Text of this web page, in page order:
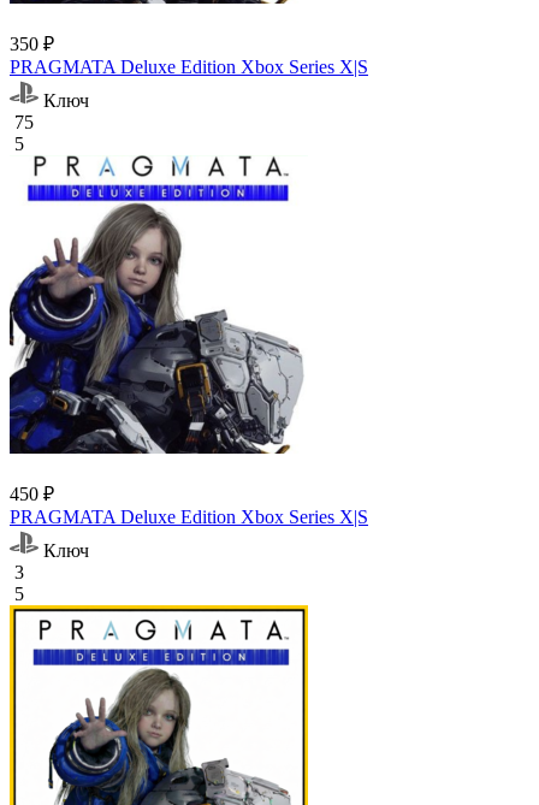
350 ₽
PRAGMATA Deluxe Edition Xbox Series X|S
Ключ
75
5
450 ₽
PRAGMATA Deluxe Edition Xbox Series X|S
Ключ
3
5